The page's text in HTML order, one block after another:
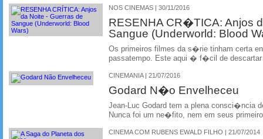
NOS CINEMAS | 30/11/2016
RESENHA CR�TICA: Anjos
Sangue (Underworld: Blood
Os primeiros filmes da s�rie tinham certa
passatempo. Este aqui � f�cil de descartar
CINEMANIA | 21/07/2016
Godard N�o Envelheceu
Jean-Luc Godard tem a plena consci�ncia
Nunca foi um ne�fito, nem em seus
CINEMA COM RUBENS EWALD FILHO | 21/07/2014